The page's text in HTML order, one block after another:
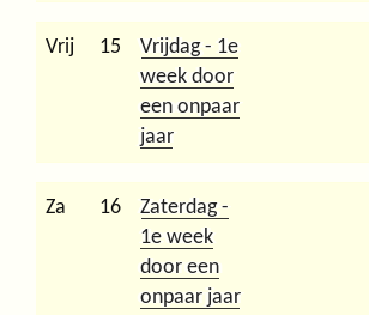
Vrij 15
Vrijdag - 1e
week door
een onpaar
jaar
Za 16
Zaterdag -
1e week
door een
onpaar jaar